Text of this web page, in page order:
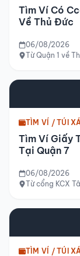
Tìm Ví Có
Về Thủ Đức
06/08/2026
Từ Quận 1 về
TÌM VÍ / TÚI
Tìm Ví Giấy
Tại Quận 7
06/08/2026
Từ cổng KCX
TÌM VÍ / TÚI